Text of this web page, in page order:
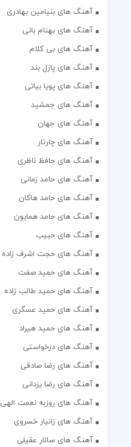
آهنگ های بنیامین بهادری
آهنگ های بهنام بانی
آهنگ های بی کلام
آهنگ های پازل بند
آهنگ های پویا بیاتی
آهنگ های جمشید
آهنگ های جهان
آهنگ های چارتار
آهنگ های حافظ ناظری
آهنگ های حامد زمانی
آهنگ های حامد هاکان
آهنگ های حامد همایون
آهنگ های حبیب
آهنگ های حجت اشرف زاده
آهنگ های حمید صفت
آهنگ های حمید طالب زاده
آهنگ های حمید عسگری
آهنگ های حمید هیراد
آهنگ های درخواستی
آهنگ های رضا صادقی
آهنگ های رضا یزدانی
آهنگ های روزبه نعمت الهی
آهنگ های زانیار خسروی
آهنگ های سالار عقیلی